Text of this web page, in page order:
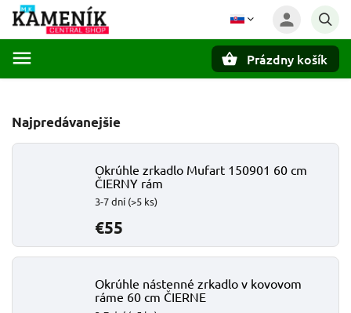
Prázdny košík
Najpredávanejšie
Okrúhle zrkadlo Mufart 150901 60 cm
ČIERNY rám
3-7 dní (>5 ks)
€55
Okrúhle nástenné zrkadlo v kovovom
ráme 60 cm ČIERNE